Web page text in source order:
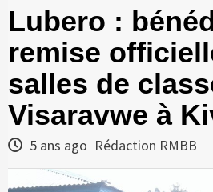
Lubero :
remise
salles de
Visaravwe à
5 ans ago Rédaction RMBB